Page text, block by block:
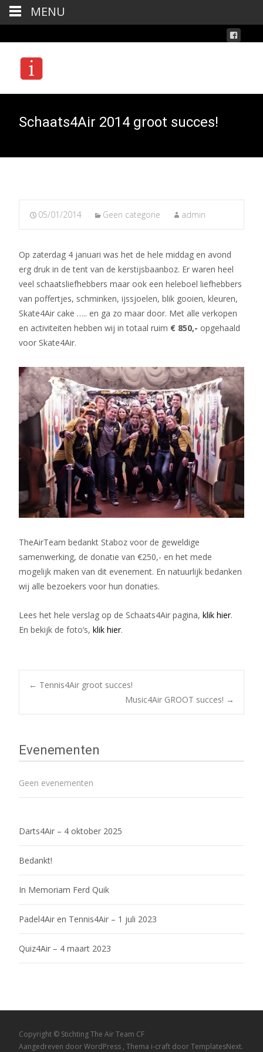
Schaats4Air 2014 groot succes!
05/01/2014 Geen categorie admin
Op zaterdag 4 januari was het de hele middag en avond
erg druk in de tent van de kerstijsbaanboz. Er waren heel
veel schaatsliefhebbers maar ook een heleboel liefhebbers
van poffertjes, schminken, ijssjoelen, blik gooien, kleuren,
Skate4Air cake ….. en ga zo maar door. Met alle verkopen
en activiteiten hebben wij in totaal ruim € 850,- opgehaald
voor Skate4Air.
TheAirTeam bedankt Staboz voor de geweldige
samenwerking, de donatie van €250,- en het mede
mogelijk maken van dit evenement. En natuurlijk bedanken
wij alle bezoekers voor hun donaties.
Lees het hele verslag op de Schaats4Air pagina, klik hier.
En bekijk de foto’s, klik hier.
Bericht
← Tennis4Air groot succes!
Music4Air GROOT succes! →
Evenementen
Geen evenementen
Darts4Air – 4 oktober 2025
Bedankt!
In Memoriam Ferd Quik
Padel4Air en Tennis4Air – 1 juli 2023
Quiz4Air – 4 maart 2023
Copyright © Stichting The Air Team CF
Aangedreven door WordPress , Thema i-craft door TemplatesNext.
MENU